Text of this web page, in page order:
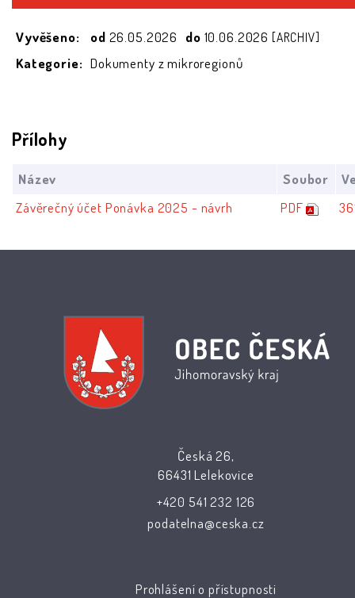
Vyvěšeno: od 26.05.2026 do 10.06.2026 [ARCHIV]
Kategorie: Dokumenty z mikroregionů
Přílohy
Název Soubor
Závěrečný účet Ponávka 2025 - návrh
PDF
Česká 26,
66431 Lelekovice
+420 541 232 126
podatelna@ceska.cz
Prohlášení o přístupnosti